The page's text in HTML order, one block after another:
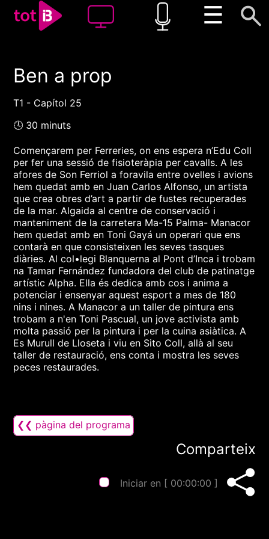
☰
00:00 00:00
Ben a prop
T1 - Capítol 25
🕓 30 minuts
Començarem per Ferreries, on ens espera n’Edu Coll
per fer una sessió de fisioteràpia per cavalls. A les
afores de Son Ferriol a foravila entre ovelles i avions
hem quedat amb en Juan Carlos Alfonso, un artista
que crea obres d’art a partir de fustes recuperades
de la mar. Algaida al centre de conservació i
manteniment de la carretera Ma-15 Palma- Manacor
hem quedat amb en Toni Gayá un operari que ens
contarà en que consisteixen les seves tasques
diàries. Al col•legi Blanquerna al Pont d’Inca i trobam
na Tamar Fernández fundadora del club de patinatge
artístic Alpha. Ella és dedica amb cos i anima a
potenciar i ensenyar aquest esport a mes de 180
nins i nines. A Manacor a un taller de pintura ens
trobam a n'en Toni Pascual, un jove activista amb
molta passió per la pintura i per la cuina asiàtica. A
Es Murull de Lloseta i viu en Sito Coll, allà al seu
taller de restauració, ens conta i mostra les seves
peces restaurades.
❮❮ pàgina del programa
Comparteix
Iniciar en [ 00:00:00 ]